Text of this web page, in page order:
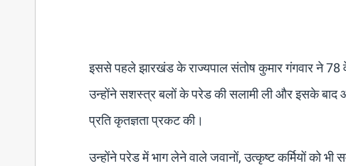
इससे पहले झारखंड के राज्यपाल संतोष कुमार गंगवार ने 78
उन्होंने सशस्त्र बलों के परेड की सलामी ली और इसके बाद
प्रति कृतज्ञता प्रकट की।
उन्होंने परेड में भाग लेने वाले जवानों, उत्कृष्ट कर्मियों को